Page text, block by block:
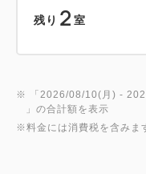
残り 2 室
※ 「 2026/08/10(月) -
」の合計額を表示
※料金には消費税を含みま